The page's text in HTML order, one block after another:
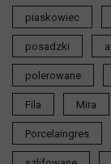
piaskowiec
posadzki
polerowane
Fila Mira
Porcelaingres